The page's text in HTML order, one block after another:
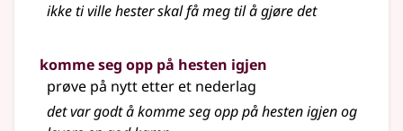
ikke ti ville hester skal få meg til å gjøre det
komme seg opp på hesten igjen
prøve på nytt etter et nederlag
det var godt å komme seg opp på hesten igjen og